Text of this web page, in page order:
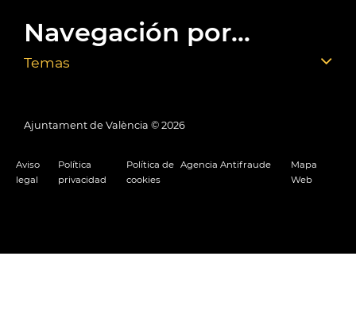
Navegación por...
Temas
Ajuntament de València © 2026
Aviso
legal
Política
privacidad
Política de
cookies
Agencia Antifraude
Mapa
Web